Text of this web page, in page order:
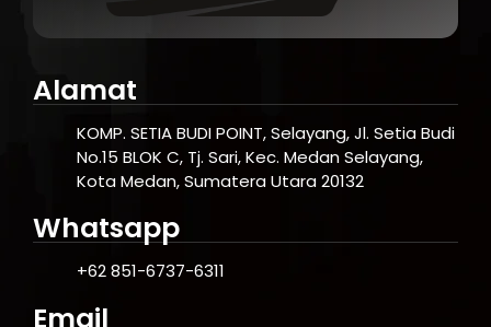
Alamat
KOMP. SETIA BUDI POINT, Selayang, Jl. Setia Budi
No.15 BLOK C, Tj. Sari, Kec. Medan Selayang,
Kota Medan, Sumatera Utara 20132
Whatsapp
+62 851-6737-6311
Email